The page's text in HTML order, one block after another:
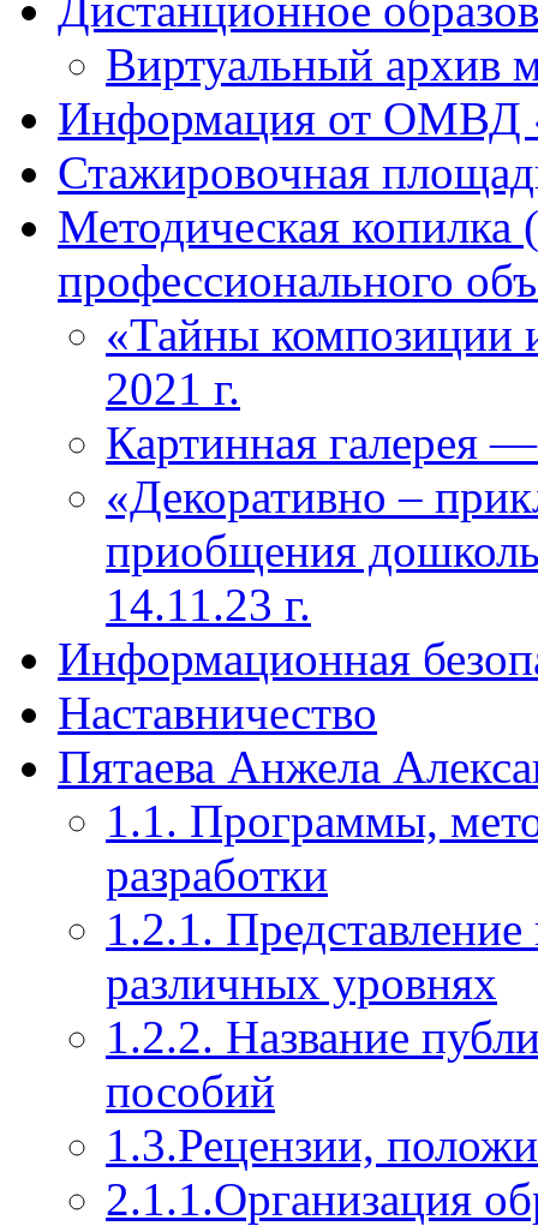
Виртуальный архив
Информация от ОМВД
Стажировочная
Методическая копилка
профессионального
«Тайны композиции
2021 г.
Картинная галерея
«Декоративно –
приобщения
14.11.23 г.
Информационная
Наставничество
Пятаева Анжела
1.1. Программы,
разработки
1.2.1.
различных уровнях
1.2.2. Название
пособий
1.3.Рецензии,
2.1.1.Организация